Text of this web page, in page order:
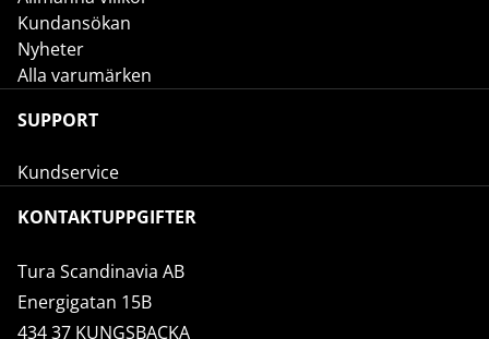
Kundansökan
Nyheter
Alla varumärken
SUPPORT
Kundservice
KONTAKTUPPGIFTER
Tura Scandinavia AB
Energigatan 15B
434 37 KUNGSBACKA